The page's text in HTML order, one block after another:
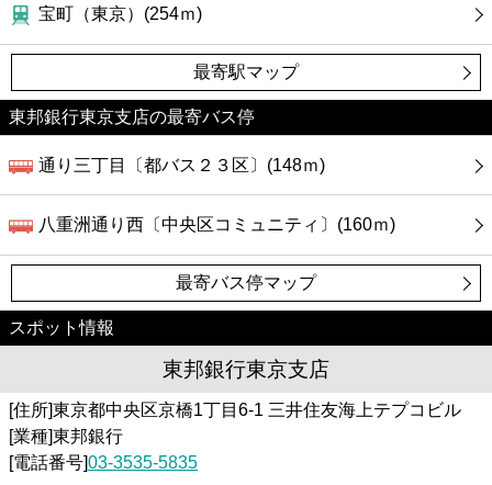
宝町（東京）(254ｍ)
最寄駅マップ
東邦銀行東京支店の最寄バス停
通り三丁目〔都バス２３区〕(148ｍ)
八重洲通り西〔中央区コミュニティ〕(160ｍ)
最寄バス停マップ
スポット情報
東邦銀行東京支店
[住所]東京都中央区京橋1丁目6-1 三井住友海上テプコビル
[業種]東邦銀行
[電話番号]03-3535-5835